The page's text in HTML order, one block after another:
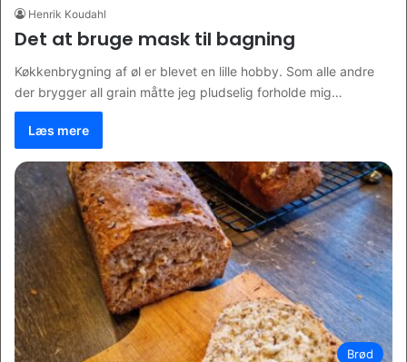
Henrik Koudahl
Det at bruge mask til bagning
Køkkenbrygning af øl er blevet en lille hobby. Som alle andre
der brygger all grain måtte jeg pludselig forholde mig…
Læs mere
Brød